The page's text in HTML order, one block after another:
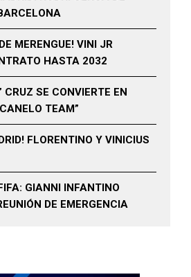
MERENGUE! VINI JR
HASTA 2032
CRUZ SE CONVIERTE EN
TEAM”
FLORENTINO Y VINICIUS
GIANNI INFANTINO
DE EMERGENCIA